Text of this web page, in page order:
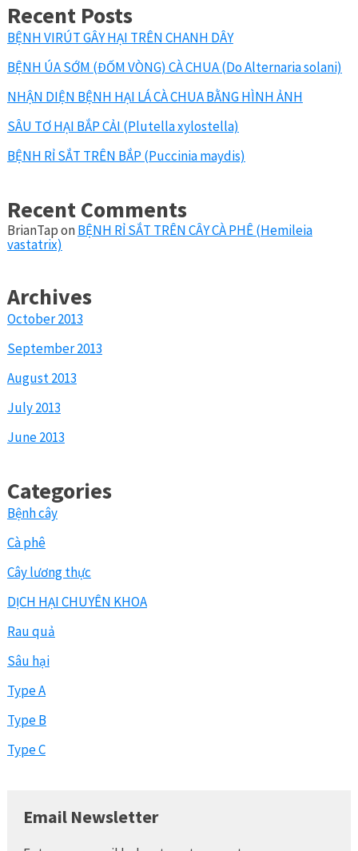
Recent Posts
BỆNH VIRÚT GÂY HẠI TRÊN CHANH DÂY
BỆNH ÚA SỚM (ĐỐM VÒNG) CÀ CHUA (Do Alternaria solani)
NHẬN DIỆN BỆNH HẠI LÁ CÀ CHUA BẰNG HÌNH ẢNH
SÂU TƠ HẠI BẮP CẢI (Plutella xylostella)
BỆNH RỈ SẮT TRÊN BẮP (Puccinia maydis)
Recent Comments
BrianTaponBỆNH RỈ SẮT TRÊN CÂY CÀ PHÊ (Hemileia
vastatrix)
Archives
October 2013
September 2013
August 2013
July 2013
June 2013
Categories
Bệnh cây
Cà phê
Cây lương thực
DỊCH HẠI CHUYÊN KHOA
Rau quả
Sâu hại
Type A
Type B
Type C
Email Newsletter